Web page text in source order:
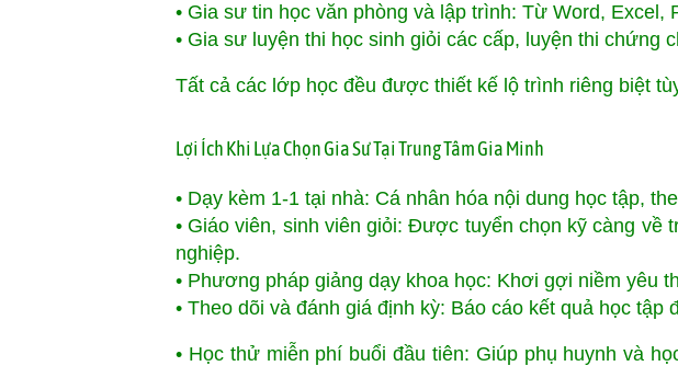
• Gia sư tin học văn phòng và lập trình: Từ Word,
• Gia sư luyện thi học sinh giỏi các cấp, luyện thi chứng
Tất cả các lớp học đều được thiết kế lộ trình riêng biệt
Lợi Ích Khi Lựa Chọn Gia Sư Tại Trung Tâm Gia Minh
• Dạy kèm 1-1 tại nhà: Cá nhân hóa nội dung học tập,
• Giáo viên, sinh viên giỏi: Được tuyển chọn kỹ càng
nghiệp.
• Phương pháp giảng dạy khoa học: Khơi gợi niềm yêu
• Theo dõi và đánh giá định kỳ: Báo cáo kết quả học
• Học thử miễn phí buổi đầu tiên: Giúp phụ huynh và